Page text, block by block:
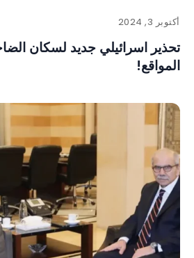
أكتوبر 3, 2024
تحذير اسرائيلي جديد لسكان
المواقع!